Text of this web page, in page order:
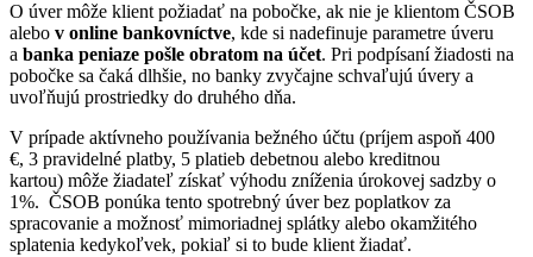
O úver môže klient požiadať na pobočke, ak nie je klientom ČSOB
alebo v online bankovníctve, kde si nadefinuje parametre úveru
a banka peniaze pošle obratom na účet. Pri podpísaní žiadosti na
pobočke sa čaká dlhšie, no banky zvyčajne schvaľujú úvery a
uvoľňujú prostriedky do druhého dňa.
V prípade aktívneho používania bežného účtu (príjem aspoň 400
€, 3 pravidelné platby, 5 platieb debetnou alebo kreditnou
kartou) môže žiadateľ získať výhodu zníženia úrokovej sadzby o
1%. ČSOB ponúka tento spotrebný úver bez poplatkov za
spracovanie a možnosť mimoriadnej splátky alebo okamžitého
splatenia kedykoľvek, pokiaľ si to bude klient žiadať.